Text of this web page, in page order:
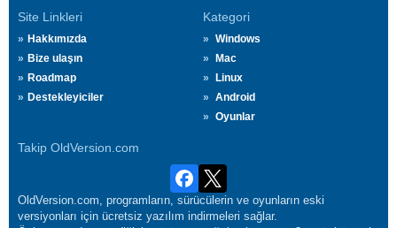
Site Linkleri
Hakkımızda
Bize ulaşın
Roadmap
Destekleyiciler
Kategori
Windows
Mac
Linux
Android
Oyunlar
Takip OldVersion.com
OldVersion.com, programların, sürücülerin ve oyunların eski
versiyonları için ücretsiz yazılım indirmeleri sağlar.